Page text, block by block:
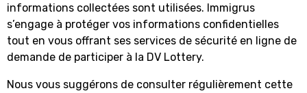
informations collectées sont utilisées. Immigrus
s’engage à protéger vos informations confidentielles
tout en vous offrant ses services de sécurité en ligne de
demande de participer à la DV Lottery.
Nous vous suggérons de consulter régulièrement cette